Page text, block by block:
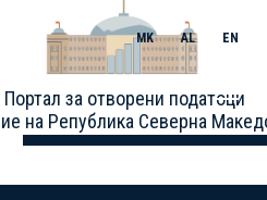
Портал за отворени податоци
на Република Северна
MK AL EN
Toggle